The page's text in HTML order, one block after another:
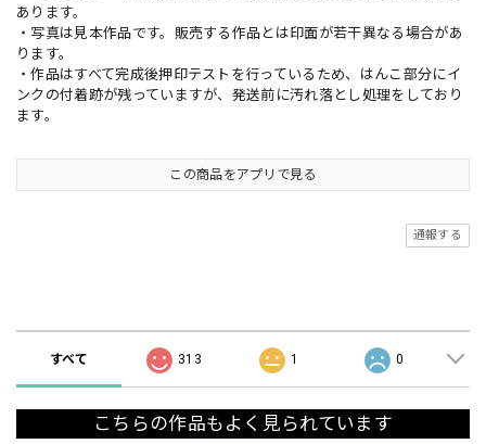
あります。
・写真は見本作品です。販売する作品とは印面が若干異なる場合があ
ります。
・作品はすべて完成後押印テストを行っているため、はんこ部分にイ
ンクの付着跡が残っていますが、発送前に汚れ落とし処理をしており
ます。
この商品をアプリで見る
通報する
すべて 313 1 0
こちらの作品もよく見られています